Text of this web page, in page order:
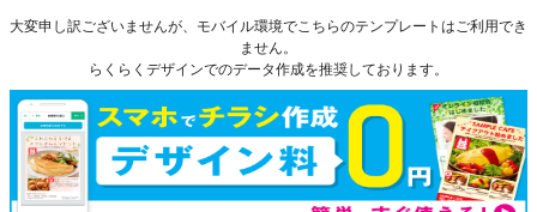
大変申し訳ございませんが、モバイル環境でこちらのテンプレートはご利用でき
ません。
らくらくデザインでのデータ作成を推奨しております。